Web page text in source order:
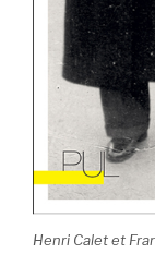
Henri Calet et